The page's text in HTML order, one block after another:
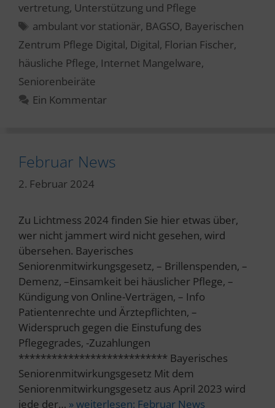
vertretung, Unterstützung und Pflege
Schlagwörter
ambulant vor stationär, BAGSO, Bayerischen
Zentrum Pflege Digital, Digital, Florian Fischer,
häusliche Pflege, Internet Mangelware,
Seniorenbeiräte
Ein Kommentar
Februar News
2. Februar 2024
Zu Lichtmess 2024 finden Sie hier etwas über,
wer nicht jammert wird nicht gesehen, wird
übersehen. Bayerisches
Seniorenmitwirkungsgesetz, – Brillenspenden, –
Demenz, –Einsamkeit bei häuslicher Pflege, –
Kündigung von Online-Verträgen, – Info
Patientenrechte und Ärztepflichten, –
Widerspruch gegen die Einstufung des
Pflegegrades, -Zuzahlungen
*************************** Bayerisches
Seniorenmitwirkungsgesetz Mit dem
Seniorenmitwirkungsgesetz aus April 2023 wird
jede der… » weiterlesen: Februar News